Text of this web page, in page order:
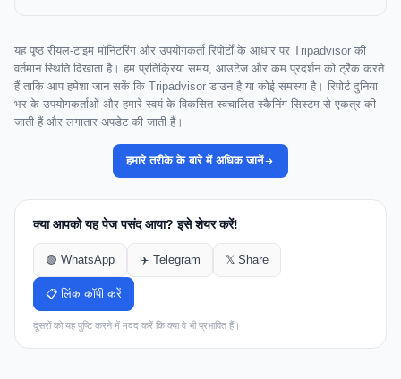
यह पृष्ठ रीयल-टाइम मॉनिटरिंग और उपयोगकर्ता रिपोर्टों के आधार पर Tripadvisor की
वर्तमान स्थिति दिखाता है। हम प्रतिक्रिया समय, आउटेज और कम प्रदर्शन को ट्रैक करते
हैं ताकि आप हमेशा जान सकें कि Tripadvisor डाउन है या कोई समस्या है। रिपोर्ट दुनिया
भर के उपयोगकर्ताओं और हमारे स्वयं के विकसित स्वचालित स्कैनिंग सिस्टम से एकत्र की
जाती हैं और लगातार अपडेट की जाती हैं।
हमारे तरीके के बारे में अधिक जानें
क्या आपको यह पेज पसंद आया? इसे शेयर करें!
🟢 WhatsApp ✈️ Telegram 𝕏 Share
📋 लिंक कॉपी करें
दूसरों को यह पुष्टि करने में मदद करें कि क्या वे भी प्रभावित हैं।